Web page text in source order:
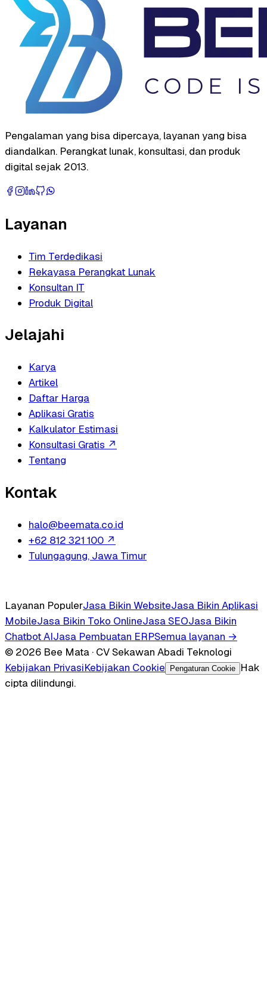
Pengalaman yang bisa dipercaya, layanan yang bisa
diandalkan. Perangkat lunak, konsultasi, dan produk
digital sejak 2013.
Layanan
Tim Terdedikasi
Rekayasa Perangkat Lunak
Konsultan IT
Produk Digital
Jelajahi
Karya
Artikel
Daftar Harga
Aplikasi Gratis
Kalkulator Estimasi
Konsultasi Gratis ↗
Tentang
Kontak
halo@beemata.co.id
+62 812 321 100 ↗
Tulungagung, Jawa Timur
Layanan PopulerJasa Bikin WebsiteJasa Bikin Aplikasi
MobileJasa Bikin Toko OnlineJasa SEOJasa Bikin
Chatbot AIJasa Pembuatan ERPSemua layanan →
© 2026 Bee Mata · CV Sekawan Abadi Teknologi
Kebijakan PrivasiKebijakan Cookie Pengaturan Cookie
Hak
cipta dilindungi.